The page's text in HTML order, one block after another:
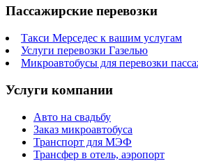
Пассажирские перевозки
Такси Мерседес к вашим услугам
Услуги перевозки Газелью
Микроавтобусы для перевозки
Услуги компании
Авто на свадьбу
Заказ микроавтобуса
Транспорт для МЭФ
Трансфер в отель, аэропорт